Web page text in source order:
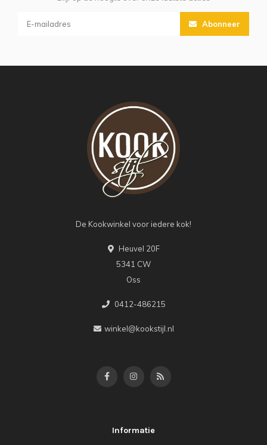
Abonneer
De Kookwinkel voor iedere kok!
Heuvel 20F
5341 CW
Oss
0412-486215
winkel@kookstijl.nl
Informatie